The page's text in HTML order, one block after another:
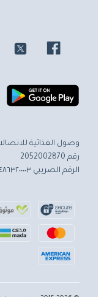
وصول الغذائية
رقم 2052002870
الرقم الضريبي ٣٠٠٧٧٤٨٦٣٢٠٠٠٠٣